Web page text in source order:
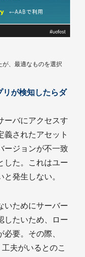
、最適なものを選択
リが検知したらダ
ーバにアクセスす
義されたアセット
ージョンが不一致
した。これはユー
発生しない。
いためにサーバー
したいため、ロー
要。その際、
夫がいるとのこ